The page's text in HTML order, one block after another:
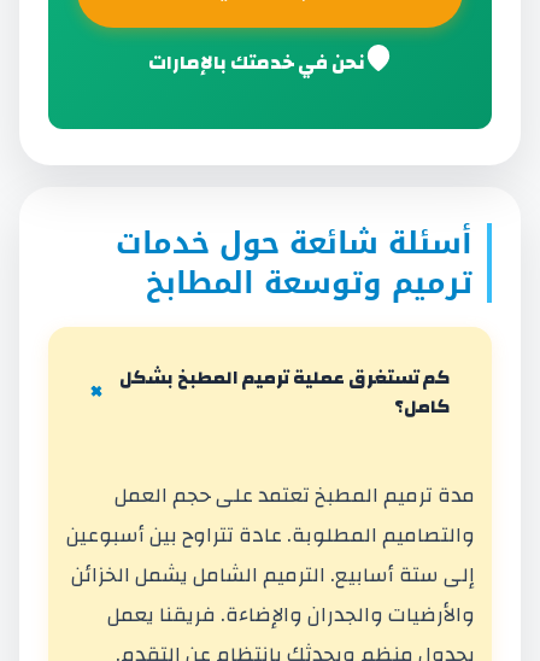
نحن في خدمتك بالإمارات
أسئلة شائعة حول خدمات
ترميم وتوسعة المطابخ
كم تستغرق عملية ترميم المطبخ بشكل
كامل؟
مدة ترميم المطبخ تعتمد على حجم العمل
والتصاميم المطلوبة. عادة تتراوح بين أسبوعين
إلى ستة أسابيع. الترميم الشامل يشمل الخزائن
والأرضيات والجدران والإضاءة. فريقنا يعمل